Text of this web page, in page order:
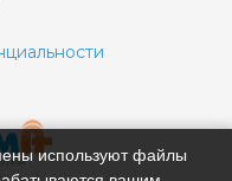
используют файлы